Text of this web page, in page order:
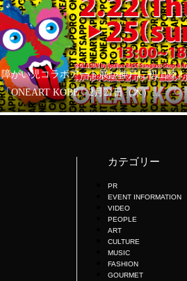
障がい児コラボアート展が神戸に初上陸！
「ONEART KOBE」2月21日（木）...
カテゴリー
PR
EVENT INFORMATION
VIDEO
PEOPLE
ART
CULTURE
MUSIC
FASHION
GOURMET